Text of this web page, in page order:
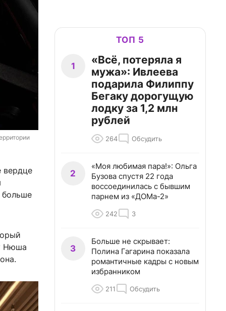
вердце
больше
Нюша
ТОП 5
1
«Всё, потеряла я
мужа»: Ивлеева
подарила Филиппу
Бегаку дорогущую
лодку за 1,2 млн
рублей
264 Обсудить
2
«Моя любимая пара!»: Ольга
Бузова спустя 22 года
воссоединилась с бывшим
парнем из «ДОМа-2»
242 3
3
Больше не скрывает:
Полина Гагарина показала
романтичные кадры с новым
избранником
211 Обсудить